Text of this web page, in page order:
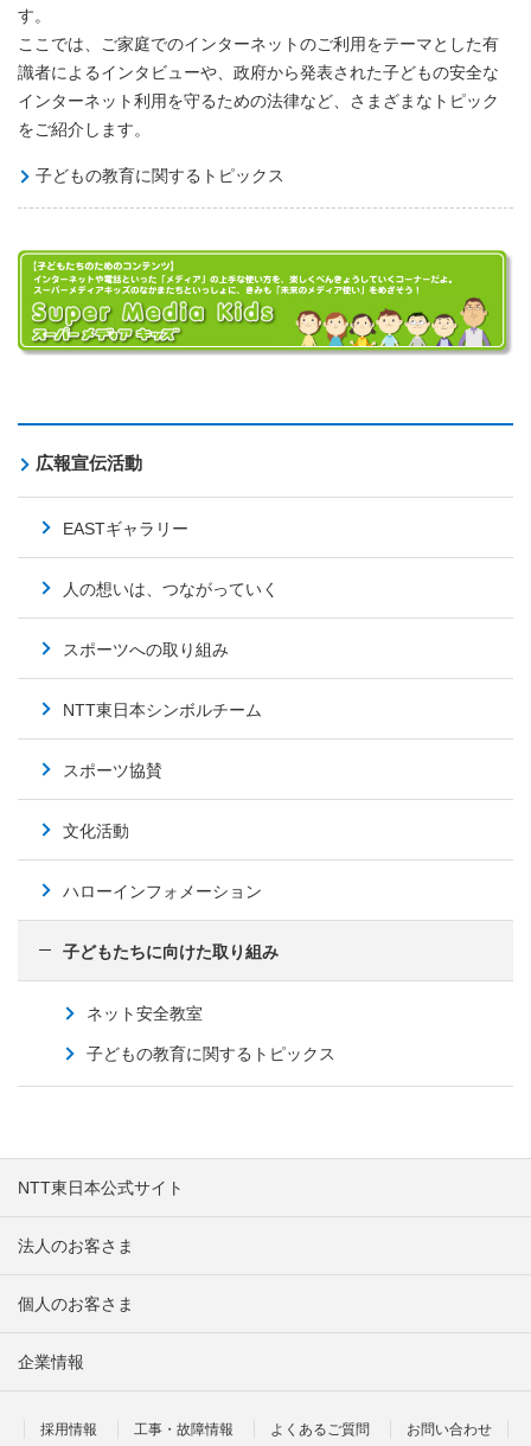
す。
ここでは、ご家庭でのインターネットのご利用をテーマとした有
識者によるインタビューや、政府から発表された子どもの安全な
インターネット利用を守るための法律など、さまざまなトピック
をご紹介します。
子どもの教育に関するトピックス
広報宣伝活動
EASTギャラリー
人の想いは、つながっていく
スポーツへの取り組み
NTT東日本シンボルチーム
スポーツ協賛
文化活動
ハローインフォメーション
子どもたちに向けた取り組み
ネット安全教室
子どもの教育に関するトピックス
NTT東日本公式サイト
法人のお客さま
個人のお客さま
企業情報
採用情報 工事・故障情報 よくあるご質問 お問い合わせ